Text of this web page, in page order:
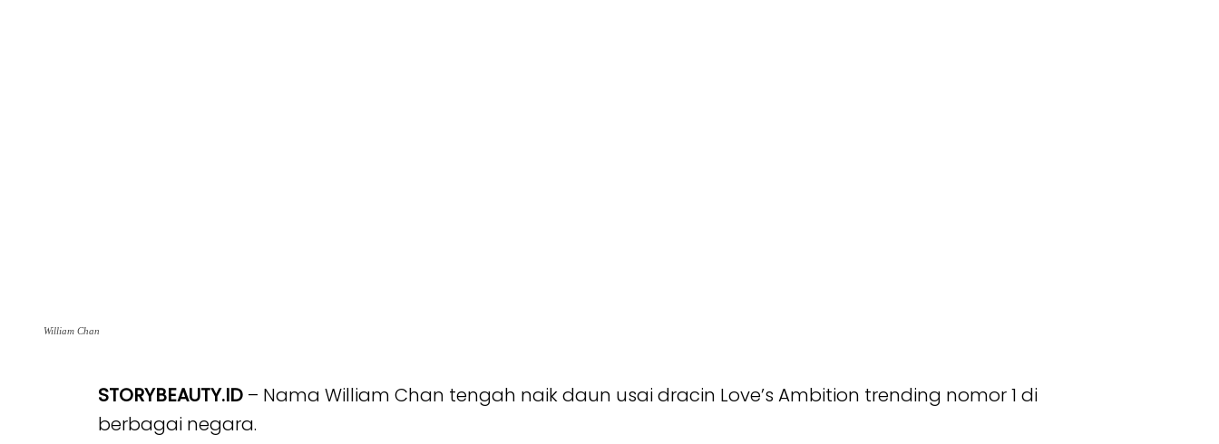
William Chan
STORYBEAUTY.ID– Nama William Chan tengah naik daun usai dracin Love’s Ambition trending nomor 1 di
berbagai negara.